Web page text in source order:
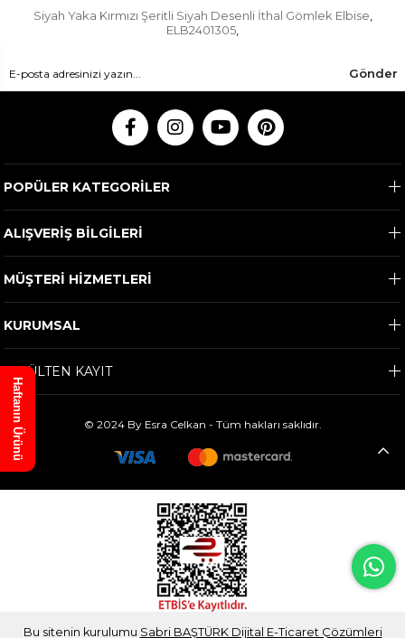
Siyah Yaka Kırmızı Şeritli Siyah Desenli İthal Gömlek Elbise,
ELB2401305,
Gönder
POPÜLER KATEGORİLER
ALIŞVERİŞ BİLGİLERİ
MÜŞTERİ HİZMETLERİ
KURUMSAL
E-BÜLTEN KAYIT
© 2024 By Esra Celkan - Tüm hakları saklıdır.
Bu sitenin kurulumu Sabri BAŞTÜRK Dijital E-Ticaret Çözümleri
Haftanın Ürünü